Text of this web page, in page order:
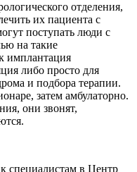
отделения,
их пациента с
поступать люди с
на такие
имплантация
либо просто для
и подбора терапии.
затем амбулаторно.
они звонят,